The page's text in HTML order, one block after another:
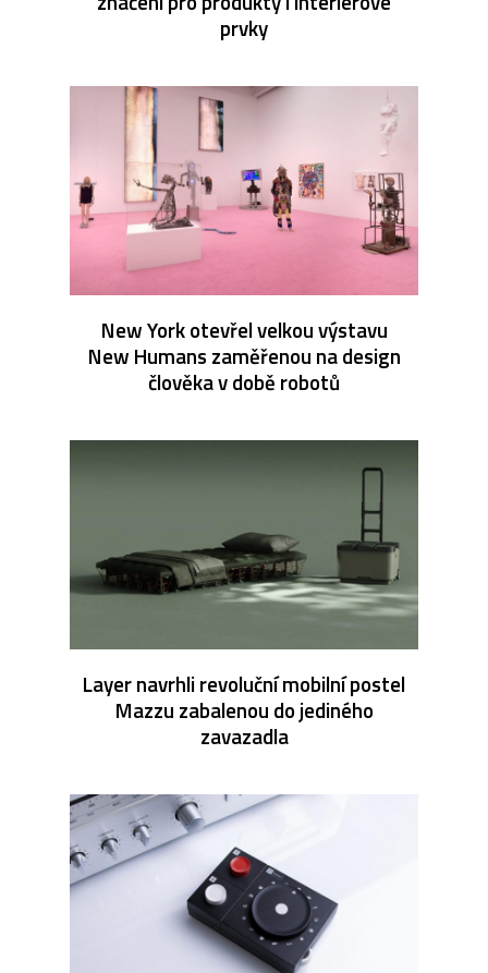
prvky
New York otevřel velkou výstavu
New Humans zaměřenou na design
člověka v době robotů
Layer navrhli revoluční mobilní postel
Mazzu zabalenou do jediného
zavazadla